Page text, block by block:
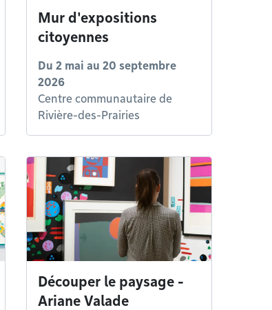
Mur d'expositions
citoyennes
Du 2 mai au 20 septembre
2026
Centre communautaire de
Rivière-des-Prairies
Découper le paysage -
Ariane Valade